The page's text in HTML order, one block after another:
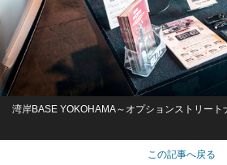
湾岸BASE YOKOHAMA～オプションストリート
この記事へ戻る